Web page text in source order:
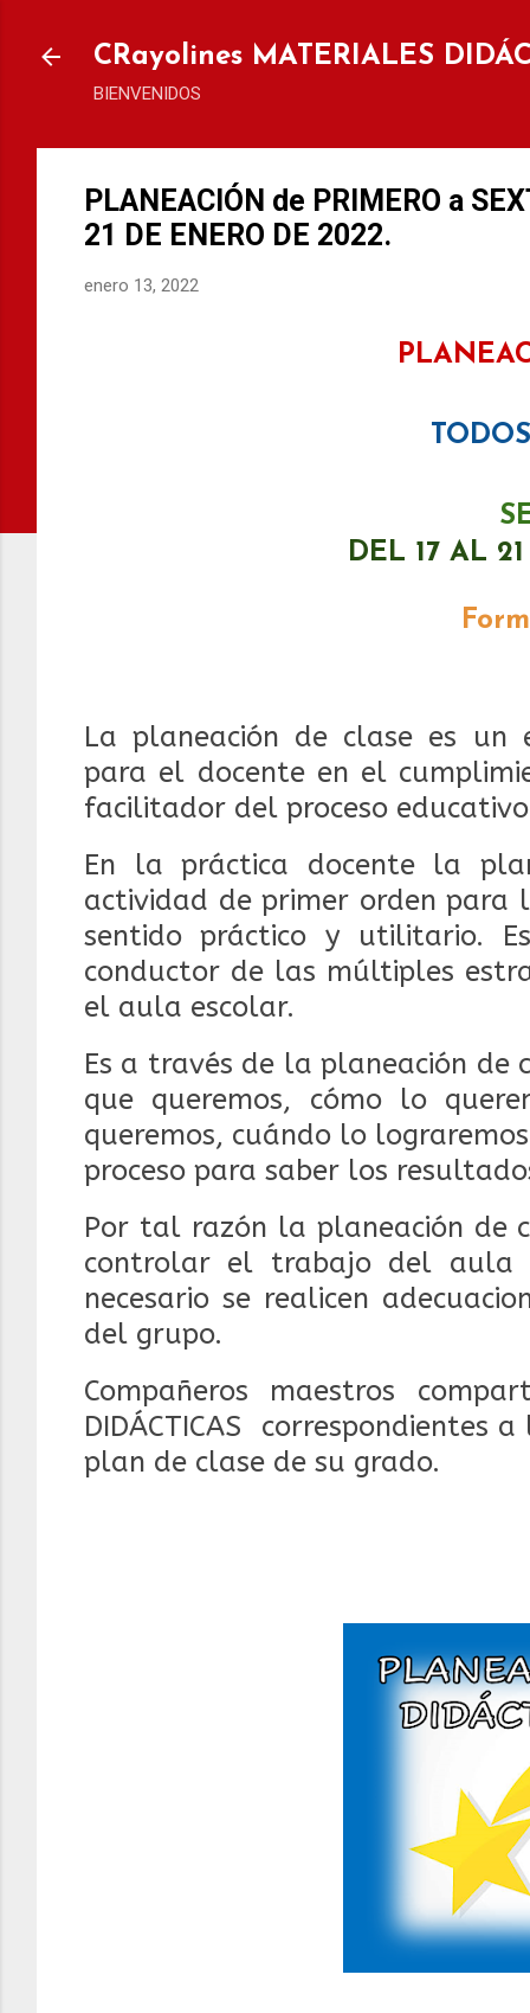
CRayolines MATERIALES
BIENVENIDOS
PLANEACIÓN de PRIMERO a
21 DE ENERO DE 2022.
enero 13, 2022
DEL 17 AL
La planeación de clase es un
para el docente en el
facilitador del proceso
En la práctica docente la
actividad de primer orden para
sentido práctico y utilitario.
conductor de las múltiples
el aula escolar.
Es a través de la planeación de
que queremos, cómo lo
queremos, cuándo lo
proceso para saber los
Por tal razón la planeación de
controlar el trabajo del aula
necesario se realicen
del grupo.
Compañeros maestros
DIDÁCTICAS correspondientes
plan de clase de su grado.